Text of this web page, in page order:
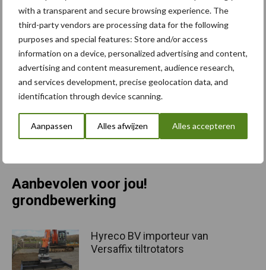
with a transparent and secure browsing experience. The
third-party vendors are processing data for the following
purposes and special features: Store and/or access
information on a device, personalized advertising and content,
advertising and content measurement, audience research,
and services development, precise geolocation data, and
identification through device scanning.
Aanpassen Alles afwijzen Alles accepteren
Met de introductie van de FWX zet Imants een belangrijke stap in
de ontwikkeling van machines die capaciteit en efficiëntie
ondersteunen bij schaalvergroting en kostenreductie zonder in
te leveren op kwaliteit van grondbewerking.
Imants presenteerde deze nieuwe machine recent tijdens de
Aanbevolen voor jou!
grondbewerking
Hyreco BV importeur van
Versaffix tiltrotators